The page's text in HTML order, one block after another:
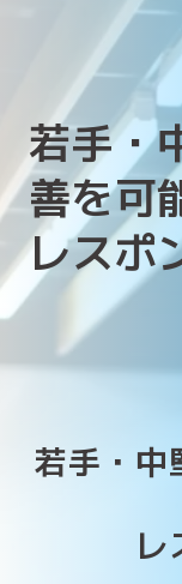
若手・
善を可
レスポ
若手・中
レ